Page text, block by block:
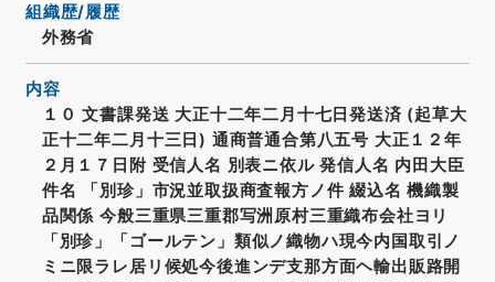
組織歴/履歴
外務省
内容
１０ 文書課発送 大正十二年二月十七日発送済 (起草大
正十二年二月十三日) 通商普通合第八五号 大正１２年
２月１７日附 受信人名 別表ニ依ル 発信人名 内田大臣
件名 「別珍」市況並取扱商査報方ノ件 綴込名 機織製
品関係 今般三重県三重郡写洲原村三重織布会社ヨリ
「別珍」「ゴールテン」類似ノ織物ハ現今内国取引ノ
ミニ限ラレ居リ候処今後進ンデ支那方面ヘ輸出販路開